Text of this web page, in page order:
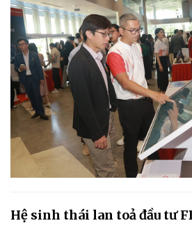
Hệ sinh thái lan toả đầu tư